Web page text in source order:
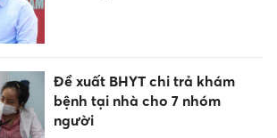
Đề xuất BHYT chi trả khám
bệnh tại nhà cho 7 nhóm
người